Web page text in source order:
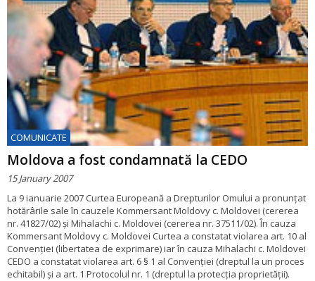
COMUNICATE
Moldova a fost condamnată la CEDO
15 January 2007
La 9 ianuarie 2007 Curtea Europeană a Drepturilor Omului a pronunțat
hotărârile sale în cauzele Kommersant Moldovy c. Moldovei (cererea
nr. 41827/02) și Mihalachi c. Moldovei (cererea nr. 37511/02). În cauza
Kommersant Moldovy c. Moldovei Curtea a constatat violarea art. 10 al
Convenției (libertatea de exprimare) iar în cauza Mihalachi c. Moldovei
CEDO a constatat violarea art. 6 § 1 al Convenției (dreptul la un proces
echitabil) și a art. 1 Protocolul nr. 1 (dreptul la protecția proprietății).